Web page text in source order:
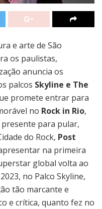
e arte de São
os paulistas,
anuncia os
palcos Skyline e The
promete entrar para
no Rock in Rio,
para pular,
do Rock, Post
na primeira
global volta ao
no Palco Skyline,
tão marcante e
e crítica, quanto fez no